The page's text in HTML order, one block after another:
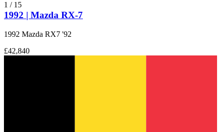
1 / 15
1992 | Mazda RX-7
1992 Mazda RX7 '92
£42,840